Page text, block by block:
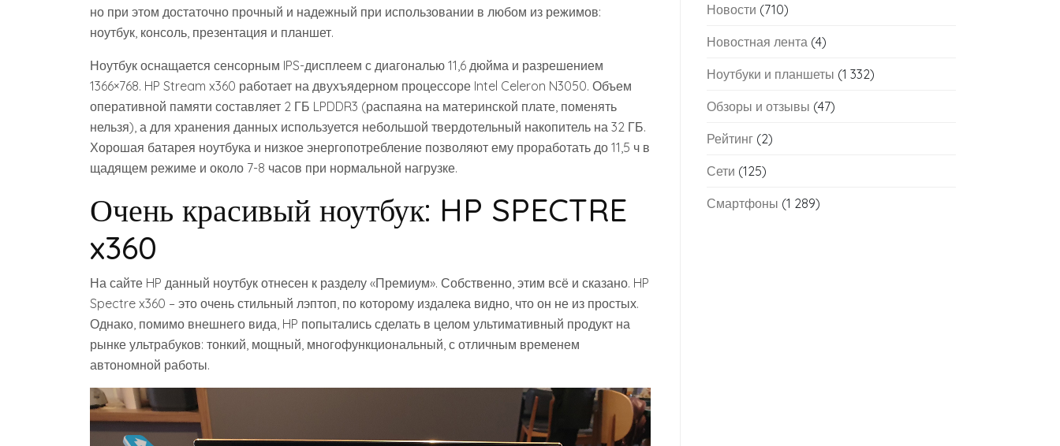
но при этом достаточно прочный и надежный при использовании в любом из режимов:
ноутбук, консоль, презентация и планшет.
Ноутбук оснащается сенсорным IPS-дисплеем с диагональю 11,6 дюйма и разрешением
1366×768. HP Stream x360 работает на двухъядерном процессоре Intel Celeron N3050. Объем
оперативной памяти составляет 2 ГБ LPDDR3 (распаяна на материнской плате, поменять
нельзя), а для хранения данных используется небольшой твердотельный накопитель на 32 ГБ.
Хорошая батарея ноутбука и низкое энергопотребление позволяют ему проработать до 11,5 ч в
щадящем режиме и около 7-8 часов при нормальной нагрузке.
Очень красивый ноутбук: HP SPECTRE
x360
На сайте HP данный ноутбук отнесен к разделу «Премиум». Собственно, этим всё и сказано. HP
Spectre x360 – это очень стильный лэптоп, по которому издалека видно, что он не из простых.
Однако, помимо внешнего вида, HP попытались сделать в целом ультимативный продукт на
рынке ультрабуков: тонкий, мощный, многофункциональный, с отличным временем
автономной работы.
Новости (710)
Новостная лента (4)
Ноутбуки и планшеты (1 332)
Обзоры и отзывы (47)
Рейтинг (2)
Сети (125)
Смартфоны (1 289)